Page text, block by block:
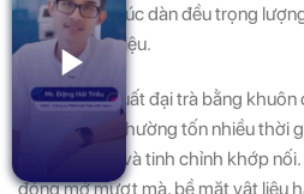
thiết kế cấu trúc dàn đều trọng
của thương hiệu.
Thay vì sản xuất đại trà bằng
bản cao cấp thường tốn nhiều thời
bóng bề mặt và tinh chỉnh khớp
đóng mở mượt mà, bề mặt vật liệu